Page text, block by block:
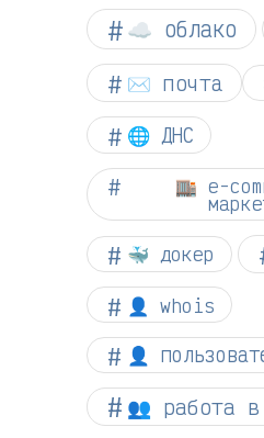
☁︎ облако
✉️ почта
🌐 ДНС
🏬 e-
🐳 докер
👤 whois
👤
👥 работа в